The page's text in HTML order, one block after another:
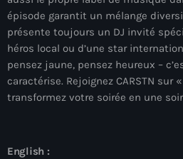
News
ELECTRO RADIO
ALEXA
épisode garantit un mélange
présente toujours un DJ invité
héros local ou d’une star
pensez jaune, pensez heureux –
caractérise. Rejoignez CARSTN sur
transformez votre soirée en une
English :